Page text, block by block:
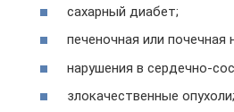
сахарный диабет;
печеночная или почечная
нарушения в сердечно-
злокачественные опухоли;